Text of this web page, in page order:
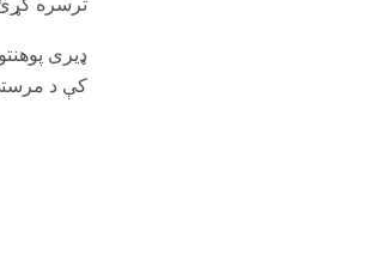
ډیری
کې د مرستې